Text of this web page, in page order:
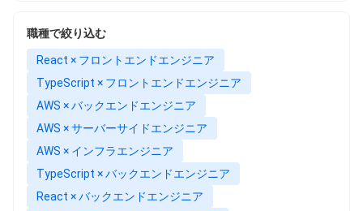
職種で絞り込む
React × フロントエンドエンジニア
TypeScript × フロントエンドエンジニア
AWS × バックエンドエンジニア
AWS × サーバーサイドエンジニア
AWS × インフラエンジニア
TypeScript × バックエンドエンジニア
React × バックエンドエンジニア